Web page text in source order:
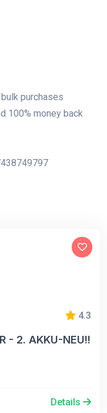
purchases
100% money back
4.3
- 2. AKKU-NEU!!
Details